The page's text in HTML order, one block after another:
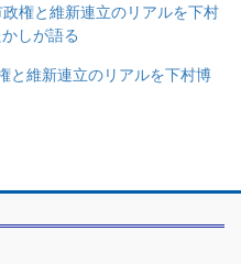
と維新連立のリアルを下村博